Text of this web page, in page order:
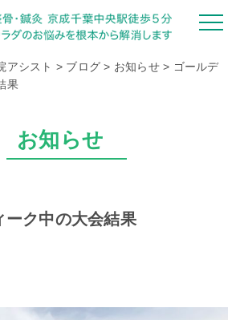
アシスト > ブログ > お知らせ> ゴールデ
果
お知らせ
ーク中の大会結果